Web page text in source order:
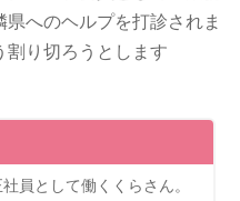
へのヘルプを打診されま
り切ろうとします
員として働くくらさん。